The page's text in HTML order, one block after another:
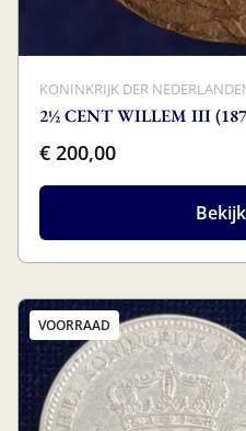
KONINKRIJK DER
2½ CENT WILLEM III
€ 200,00
Bekijk
VOORRAAD